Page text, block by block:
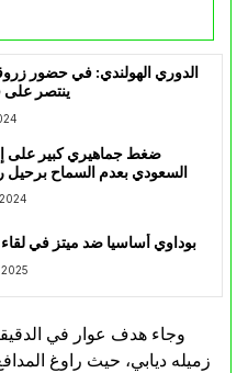
الدوري الهولندي: في حضور
ينتصر على
ضغط جماهيري كبير على
السعودي بعدم السماح
بوداوي أساسيا ضد ميتز في لقاء
زميله ديابي، حيث راوغ